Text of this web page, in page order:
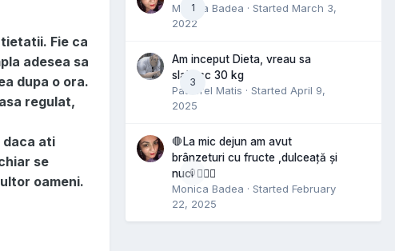
Fie ca
adesea sa
dupa o ora.
regulat,
daca ati
se
oameni.
1
Monica Badea · Started March 3,
2022
3
Am inceput Dieta, vreau sa
slabesc 30 kg
Pastorel Matis · Started April 9,
2025
0
🛑La mic dejun am avut
brânzeturi cu fructe ,dulceață și
nuci 🤷🏻‍♀️
Monica Badea · Started February
22, 2025